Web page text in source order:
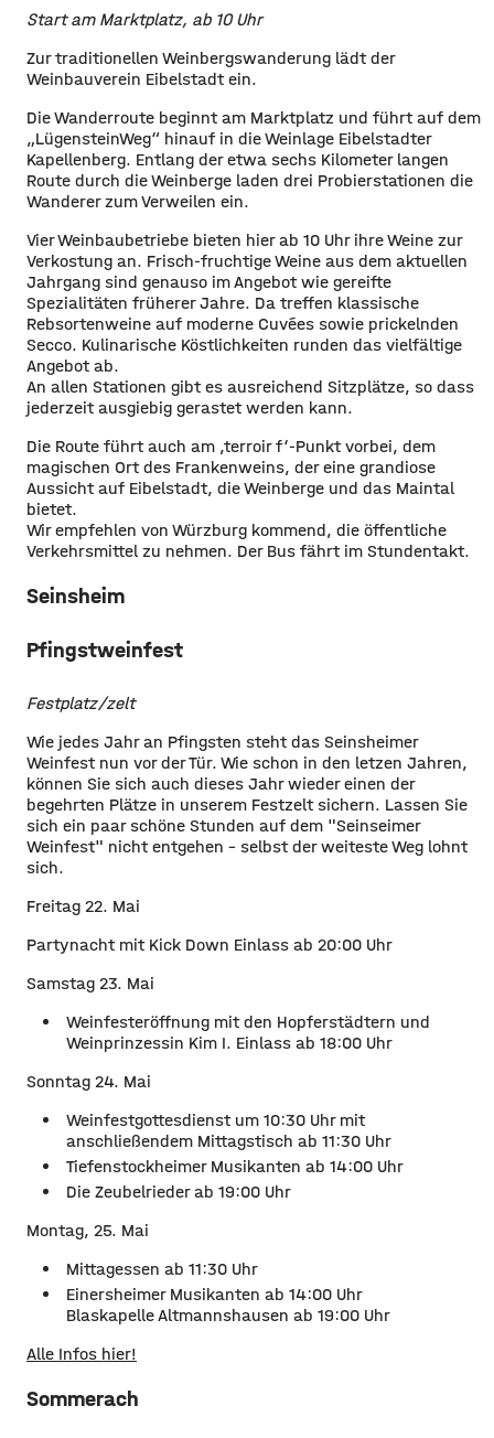
Start am Marktplatz, ab 10 Uhr
Zur traditionellen Weinbergswanderung lädt der
Weinbauverein Eibelstadt ein.
Die Wanderroute beginnt am Marktplatz und führt auf dem
„LügensteinWeg“ hinauf in die Weinlage Eibelstadter
Kapellenberg. Entlang der etwa sechs Kilometer langen
Route durch die Weinberge laden drei Probierstationen die
Wanderer zum Verweilen ein.
Vier Weinbaubetriebe bieten hier ab 10 Uhr ihre Weine zur
Verkostung an. Frisch-fruchtige Weine aus dem aktuellen
Jahrgang sind genauso im Angebot wie gereifte
Spezialitäten früherer Jahre. Da treffen klassische
Rebsortenweine auf moderne Cuvées sowie prickelnden
Secco. Kulinarische Köstlichkeiten runden das vielfältige
Angebot ab.
An allen Stationen gibt es ausreichend Sitzplätze, so dass
jederzeit ausgiebig gerastet werden kann.
Die Route führt auch am ‚terroir f‘-Punkt vorbei, dem
magischen Ort des Frankenweins, der eine grandiose
Aussicht auf Eibelstadt, die Weinberge und das Maintal
bietet.
Wir empfehlen von Würzburg kommend, die öffentliche
Verkehrsmittel zu nehmen. Der Bus fährt im Stundentakt.
Seinsheim
Pfingstweinfest
Festplatz/zelt
Wie jedes Jahr an Pfingsten steht das Seinsheimer
Weinfest nun vor der Tür. Wie schon in den letzen Jahren,
können Sie sich auch dieses Jahr wieder einen der
begehrten Plätze in unserem Festzelt sichern. Lassen Sie
sich ein paar schöne Stunden auf dem "Seinseimer
Weinfest" nicht entgehen - selbst der weiteste Weg lohnt
sich.
Freitag 22. Mai
Partynacht mit Kick Down Einlass ab 20:00 Uhr
Samstag 23. Mai
Weinfesteröffnung mit den Hopferstädtern und
Weinprinzessin Kim I. Einlass ab 18:00 Uhr
Sonntag 24. Mai
Weinfestgottesdienst um 10:30 Uhr mit
anschließendem Mittagstisch ab 11:30 Uhr
Tiefenstockheimer Musikanten ab 14:00 Uhr
Die Zeubelrieder ab 19:00 Uhr
Montag, 25. Mai
Mittagessen ab 11:30 Uhr
Einersheimer Musikanten ab 14:00 Uhr
Blaskapelle Altmannshausen ab 19:00 Uhr
Alle Infos hier!
Sommerach